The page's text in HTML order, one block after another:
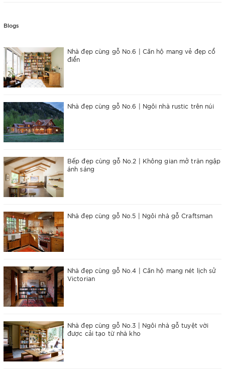
Blogs
Nhà đẹp cùng gỗ No.6 | Căn hộ mang vẻ đẹp cổ
điển
Nhà đẹp cùng gỗ No.6 | Ngôi nhà rustic trên núi
Bếp đẹp cùng gỗ No.2 | Không gian mở tràn ngập
ánh sáng
Nhà đẹp cùng gỗ No.5 | Ngôi nhà gỗ Craftsman
Nhà đẹp cùng gỗ No.4 | Căn hộ mang nét lịch sử
Victorian
Nhà đẹp cùng gỗ No.3 | Ngôi nhà gỗ tuyệt vời
được cải tạo từ nhà kho